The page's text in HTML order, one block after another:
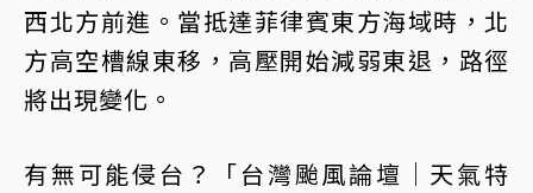
西北方前進。當抵達菲律賓東方海域時，北
方高空槽線東移，高壓開始減弱東退，路徑
將出現變化。󠀠
有無可能侵台？「台灣颱風論壇｜天氣特